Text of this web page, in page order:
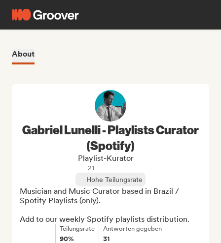
About
Gabriel Lunelli - Playlists Curator
(Spotify)
Playlist-Kurator
21
Hohe Teilungsrate
Musician and Music Curator based in Brazil /
Spotify Playlists (only).
Add to our weekly Spotify playlists distribution.
Teilungsrate
90%
Antworten gegeben
31